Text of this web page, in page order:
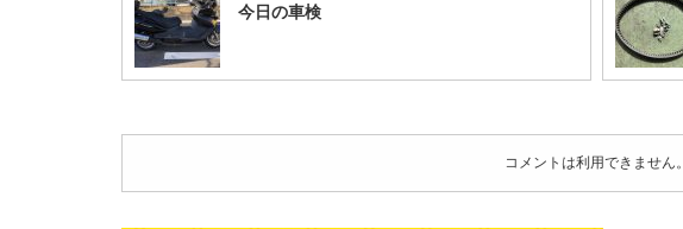
今日の車検
コメントは利用できません。